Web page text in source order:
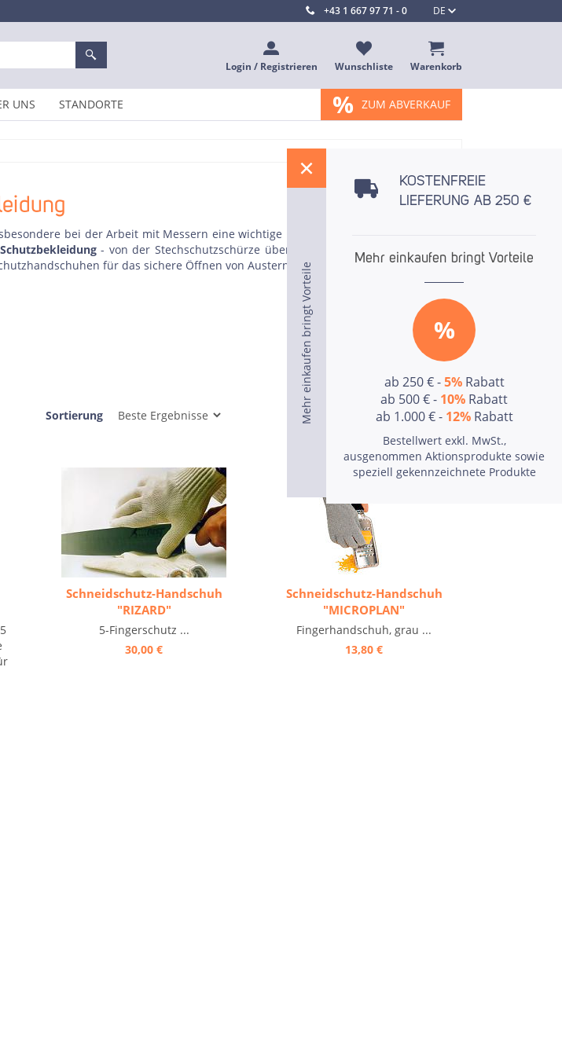
DE
+43 1 667 97 71 - 0
Login / Registrieren Wunschliste Warenkorb
UNS STANDORTE % ZUM ABVERKAUF
bei der Arbeit mit Messern eine wichtige Rolle. Im Rist Online-Shop finden
- von der Stechschutzschürze über Schneidschutz-Handschuhe bis
für das sichere Öffnen von Austern. Bestellen Sie bequem online.
Sortierung
Schneidschutz-Handschuh
"RIZARD"
5-Fingerschutz ...
30,00 €
Schneidschutz-Handschuh
"MICROPLAN"
Fingerhandschuh, grau ...
13,80 €
Mehr einkaufen bringt Vorteile
KOSTENFREIE
LIEFERUNG AB 250 €
Mehr einkaufen bringt Vorteile
%
ab 250 € -5%Rabatt
ab 500 € - 10% Rabatt
ab 1.000 € - 12%Rabatt
Bestellwert exkl. MwSt.,
ausgenommen Aktionsprodukte sowie
speziell gekennzeichnete Produkte